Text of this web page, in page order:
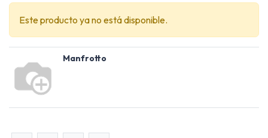
Este producto ya no está disponible.
Manfrotto